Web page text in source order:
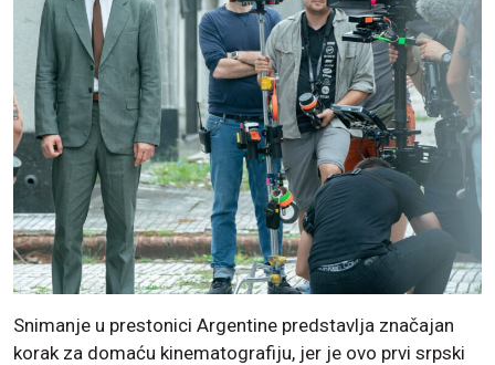
Snimanje u prestonici Argentine predstavlja značajan
korak za domaću kinematografiju, jer je ovo prvi srpski